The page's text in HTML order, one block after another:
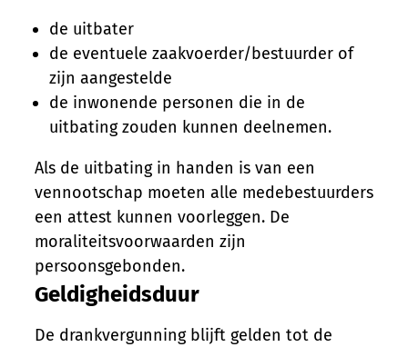
de uitbater
de eventuele zaakvoerder/bestuurder of
zijn aangestelde
de inwonende personen die in de
uitbating zouden kunnen deelnemen.
Als de uitbating in handen is van een
vennootschap moeten alle medebestuurders
een attest kunnen voorleggen. De
moraliteitsvoorwaarden zijn
persoonsgebonden.
Geldigheidsduur
De drankvergunning blijft gelden tot de